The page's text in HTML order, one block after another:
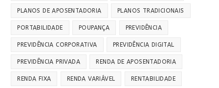
PLANOS DE APOSENTADORIA PLANOS TRADICIONAIS
PORTABILIDADE POUPANÇA PREVIDÊNCIA
PREVIDÊNCIA CORPORATIVA PREVIDÊNCIA DIGITAL
PREVIDÊNCIA PRIVADA RENDA DE APOSENTADORIA
RENDA FIXA RENDA VARIÁVEL RENTABILIDADE